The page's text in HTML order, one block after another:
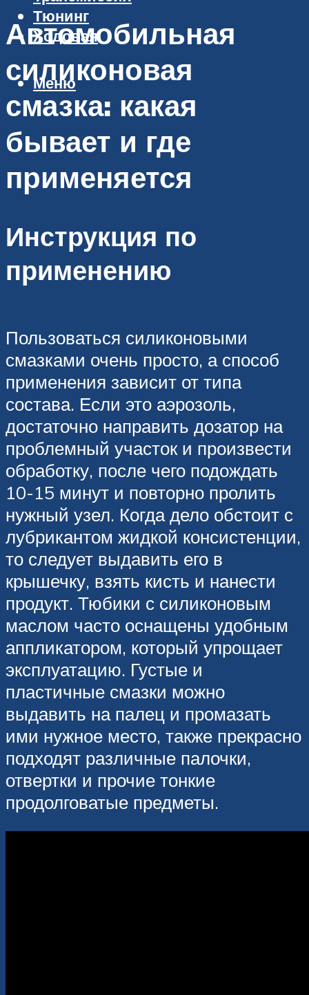
Тюнинг
Ходовая
Меню
Автомобильная
силиконовая
смазка: какая
бывает и где
применяется
Инструкция по
применению
Пользоваться силиконовыми
смазками очень просто, а способ
применения зависит от типа
состава. Если это аэрозоль,
достаточно направить дозатор на
проблемный участок и произвести
обработку, после чего подождать
10-15 минут и повторно пролить
нужный узел. Когда дело обстоит с
лубрикантом жидкой консистенции,
то следует выдавить его в
крышечку, взять кисть и нанести
продукт. Тюбики с силиконовым
маслом часто оснащены удобным
аппликатором, который упрощает
эксплуатацию. Густые и
пластичные смазки можно
выдавить на палец и промазать
ими нужное место, также прекрасно
подходят различные палочки,
отвертки и прочие тонкие
продолговатые предметы.